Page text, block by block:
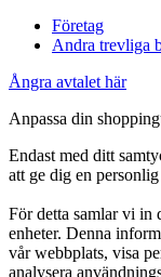
Företag
Andra trevliga
Ångra avtalet här
Anpassa din
Endast med ditt
att ge dig en
För detta samlar vi in
enheter. Denna
vår webbplats, visa
analysera